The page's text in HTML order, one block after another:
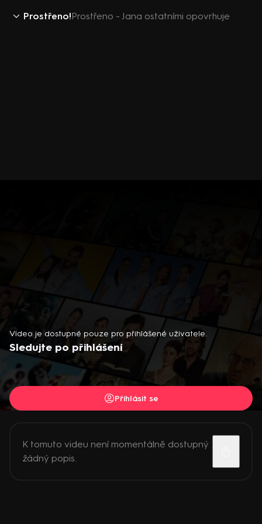
Prostřeno!Prostřeno - Jana ostatními opovrhuje
Video je dostupné pouze pro přihlášené uživatele.
Sledujte po přihlášení
Přihlásit se
K tomuto videu není momentálně dostupný
žádný popis.